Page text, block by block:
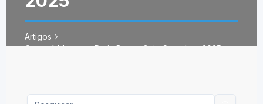
Artigos
Como é Morar na Praia Brava: Guia Completo 2025